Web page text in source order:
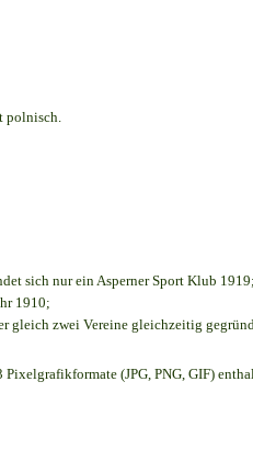
polnisch.
sich nur ein Asperner Sport Klub 1919;
1910;
zwei Vereine gleichzeitig
(JPG, PNG, GIF)